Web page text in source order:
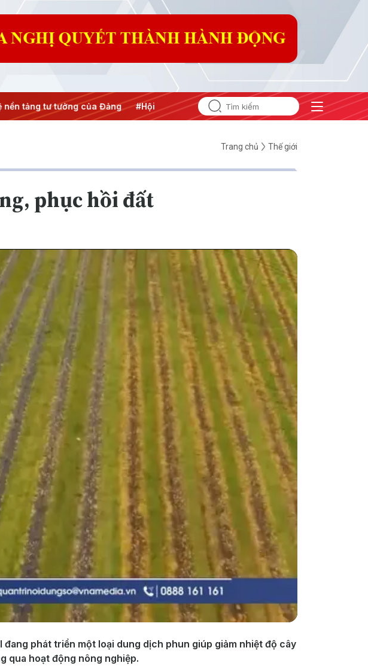
của Đảng #Hội nghị Trung ương 3
Trang chủ Thế giới
phục hồi đất
phát triển một loại dung dịch phun giúp giảm nhiệt độ cây
qua hoạt động nông nghiệp.